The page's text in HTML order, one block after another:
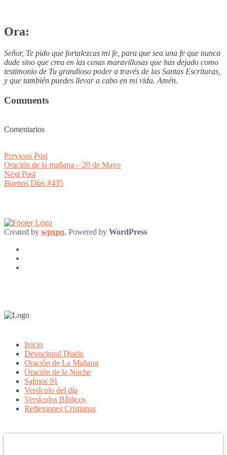
Ora:
Señor, Te pido que fortalezcas mi fe, para que sea una fe que nunca
dude sino que crea en las cosas maravillosas que has dejado como
testimonio de Tu grandioso poder a través de las Santas Escrituras,
y que también puedes llevar a cabo en mi vida. Amén.
Comments
Comentarios
Post
navigation
Previous PostPrevious
post:
Oración de la mañana – 20 de Mayo
Next PostNext
post:
Buenos Días #435
Created by wpxpo. Powered by WordPress
Inicio
Devocional Diario
Oración de La Mañana
Oración de la Noche
Salmos 91
Versículo del día
Versículos Bíblicos
Reflexiones Cristianas